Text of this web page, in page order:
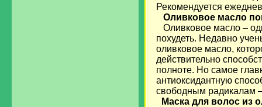
Рекомендуется
Оливковое масло
Оливковое масло –
похудеть. Недавно
оливковое масло,
действительно
полноте. Но самое
антиоксидантную
свободным радикалам
Маска для волос